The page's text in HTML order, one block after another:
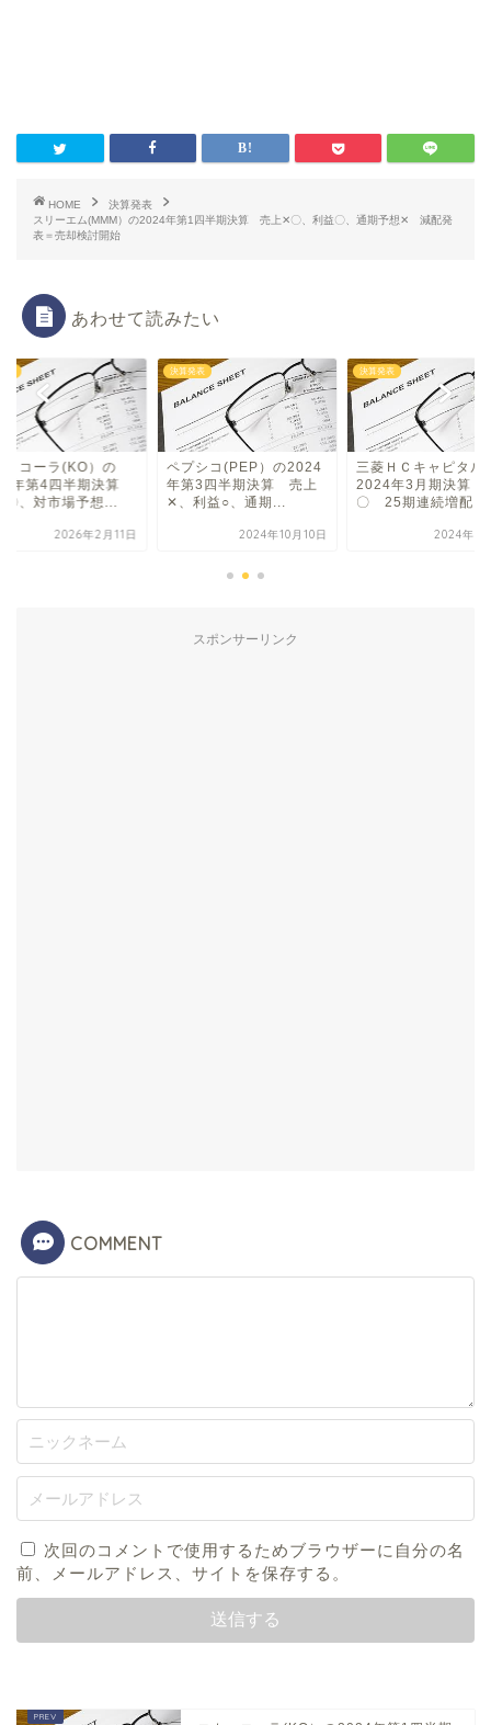
HOME
決算発表
スリーエム(MMM）の2024年第1四半期決算 売上✕〇、利益〇、通期予想✕ 減配発
表＝売却検討開始
あわせて読みたい
・コーラ(KO）の
年第4四半期決算
〇、対市場予想...
2026年2月11日
決算発表
ペプシコ(PEP）の2024
年第3四半期決算 売上
✕、利益○、通期...
2024年10月10日
決算発表
三菱ＨＣキャピタル
2024年3月期決算
〇 25期連続増配
2024年5
スポンサーリンク
COMMENT
次回のコメントで使用するためブラウザーに自分の名
前、メールアドレス、サイトを保存する。